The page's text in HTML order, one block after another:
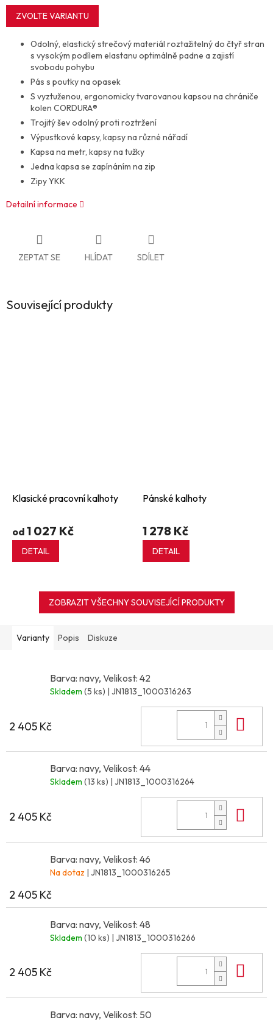
Měrná
cena:
ZVOLTE VARIANTU
Odolný, elastický strečový materiál roztažitelný do čtyř stran
s vysokým podílem elastanu optimálně padne a zajistí
svobodu pohybu
Pás s poutky na opasek
S vyztuženou, ergonomicky tvarovanou kapsou na chrániče
kolen CORDURA®
Trojitý šev odolný proti roztržení
Výpustkové kapsy, kapsy na různé nářadí
Kapsa na metr, kapsy na tužky
Jedna kapsa se zapínáním na zip
Zipy YKK
Detailní informace
ZEPTAT SE HLÍDAT SDÍLET
Související produkty
Klasické pracovní kalhoty
od 1 027 Kč
DETAIL
Pánské kalhoty
1 278 Kč
DETAIL
ZOBRAZIT VŠECHNY SOUVISEJÍCÍ PRODUKTY
Varianty Popis Diskuze
Barva: navy, Velikost: 42
Skladem (5 ks) | JN1813_1000316263
2 405 Kč
Barva: navy, Velikost: 44
Skladem (13 ks) | JN1813_1000316264
2 405 Kč
Barva: navy, Velikost: 46
Na dotaz | JN1813_1000316265
2 405 Kč
Barva: navy, Velikost: 48
Skladem (10 ks) | JN1813_1000316266
2 405 Kč
Barva: navy, Velikost: 50